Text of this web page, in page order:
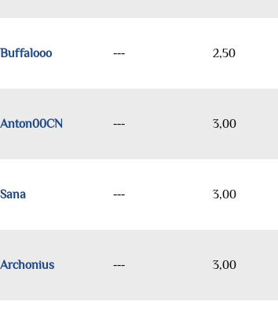
Buffalooo --- 2,50
Anton00CN --- 3,00
Sana --- 3,00
Archonius --- 3,00